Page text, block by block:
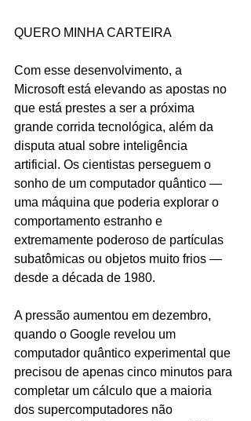
QUERO MINHA CARTEIRA
Com esse desenvolvimento, a
Microsoft está elevando as apostas no
que está prestes a ser a próxima
grande corrida tecnológica, além da
disputa atual sobre inteligência
artificial. Os cientistas perseguem o
sonho de um computador quântico —
uma máquina que poderia explorar o
comportamento estranho e
extremamente poderoso de partículas
subatômicas ou objetos muito frios —
desde a década de 1980.
A pressão aumentou em dezembro,
quando o Google revelou um
computador quântico experimental que
precisou de apenas cinco minutos para
completar um cálculo que a maioria
dos supercomputadores não